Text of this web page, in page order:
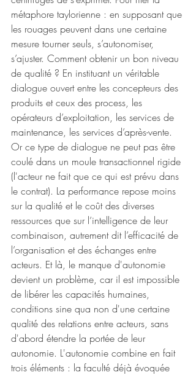
métaphore taylorienne : en supposant que
les rouages peuvent dans une certaine
mesure tourner seuls, s’autonomiser,
s’ajuster. Comment obtenir un bon niveau
de qualité ? En instituant un véritable
dialogue ouvert entre les concepteurs des
produits et ceux des process, les
opérateurs d’exploitation, les services de
maintenance, les services d’après-vente.
Or ce type de dialogue ne peut pas être
coulé dans un moule transactionnel rigide
(l'acteur ne fait que ce qui est prévu dans
le contrat). La performance repose moins
sur la qualité et le coût des diverses
ressources que sur l’intelligence de leur
combinaison, autrement dit l’efficacité de
l’organisation et des échanges entre
acteurs. Et là, le manque d'autonomie
devient un problème, car il est impossible
de libérer les capacités humaines,
conditions sine qua non d'une certaine
qualité des relations entre acteurs, sans
d'abord étendre la portée de leur
autonomie. L'autonomie combine en fait
trois éléments : la faculté déjà évoquée